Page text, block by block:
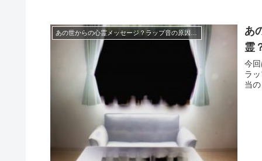
あ
霊
今
ラ
当